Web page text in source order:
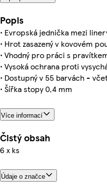
Popis
• Evropská jednička mezi
• Hrot zasazený v kovovém
• Vhodný pro práci s
• Vysoká ochrana proti
• Dostupný v 55 barvách -
• Šířka stopy 0,4 mm
Více informací
Čistý obsah
6 x ks
Údaje o značce